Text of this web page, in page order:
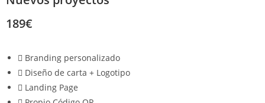
189€
Branding personalizado
Diseño de carta + Logotipo
Landing Page